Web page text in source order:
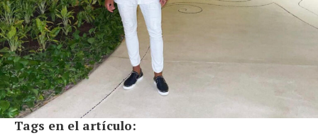
Tags en el artículo: